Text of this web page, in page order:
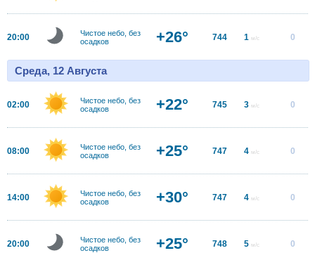
20:00
Чистое небо, без
осадков
+26° 744 1 м/с 0
Среда, 12 Августа
02:00
Чистое небо, без
осадков
+22° 745 3 м/с 0
08:00
Чистое небо, без
осадков
+25° 747 4 м/с 0
14:00
Чистое небо, без
осадков
+30° 747 4 м/с 0
20:00
Чистое небо, без
осадков
+25° 748 5 м/с 0